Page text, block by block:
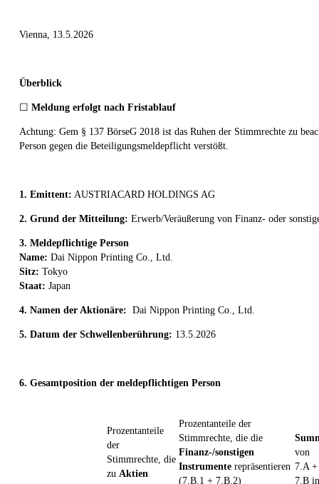
Vienna, 13.5.2026
Überblick
☐ Meldung erfolgt nach Fristablauf
Achtung: Gem § 137 BörseG 2018 ist das Ruhen der Stimmrechte zu
Person gegen die Beteiligungsmeldepflicht verstößt.
1. Emittent: AUSTRIACARD HOLDINGS AG
2. Grund der Mitteilung: Erwerb/Veräußerung von Finanz- oder
3. Meldepflichtige Person
Name: Dai Nippon Printing Co., Ltd.
Sitz: Tokyo
Staat: Japan
4. Namen der Aktionäre: Dai Nippon Printing Co., Ltd.
5. Datum der Schwellenberührung: 13.5.2026
6. Gesamtposition der meldepflichtigen Person
Prozentanteile
der
Stimmrechte, die
zu Aktien
Prozentanteile der
Stimmrechte, die die
Finanz-/sonstigen
Instrumente repräsentieren
(7.B.1 + 7.B.2)
von
7.A +
7.B in